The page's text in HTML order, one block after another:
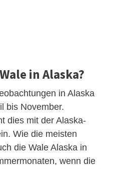
in Alaska?
in Alaska
bis November.
dies mit der Alaska-
Wie die meisten
die Wale Alaska in
wenn die